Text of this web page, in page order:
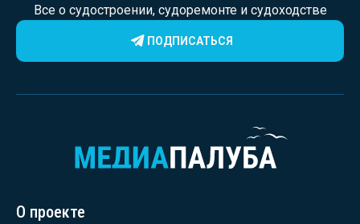
Все о судостроении, судоремонте и судоходстве
ПОДПИСАТЬСЯ
О проекте